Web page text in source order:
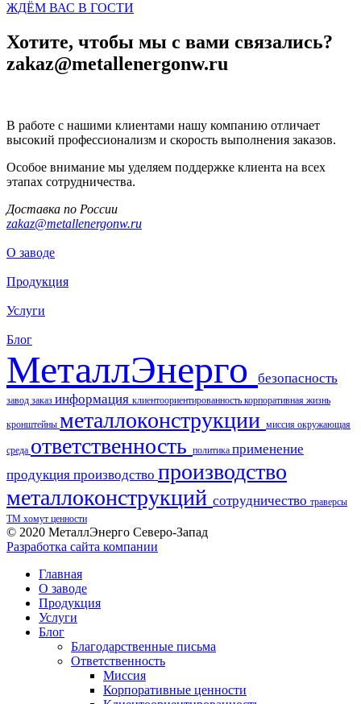
ЖДЁМ ВАС В ГОСТИ
Хотите, чтобы мы с вами связались?
zakaz@metallenergonw.ru
В работе с нашими клиентами нашу компанию отличает
высокий профессионализм и скорость выполнения заказов.
Особое внимание мы уделяем поддержке клиента на всех
этапах сотрудничества.
Доставка по России
zakaz@metallenergonw.ru
О заводе
Продукция
Услуги
Блог
МеталлЭнерго безопасность
завод заказ информация клиентоориентированность корпоративная жизнь
кронштейны металлоконструкции миссия окружающая
среда ответственность политика применение
продукция производство производство
металлоконструкций сотрудничество траверсы
ТМ хомут ценности
© 2020 МеталлЭнерго Северо-Запад
Разработка сайта компании
Главная
О заводе
Продукция
Услуги
Блог
Благодарственные письма
Ответственность
Миссия
Корпоративные ценности